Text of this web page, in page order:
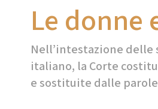
Le donne
Nell’intestazione delle
italiano, la Corte
e sostituite dalle